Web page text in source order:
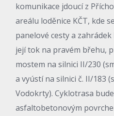
komunikace jdoucí z
areálu loděnice KČT, kde
panelové cesty a
její tok na pravém břehu,
mostem na silnici II/230
a vyústí na silnici č. II/183
Vodokrty). Cyklotrasa
asfaltobetonovým